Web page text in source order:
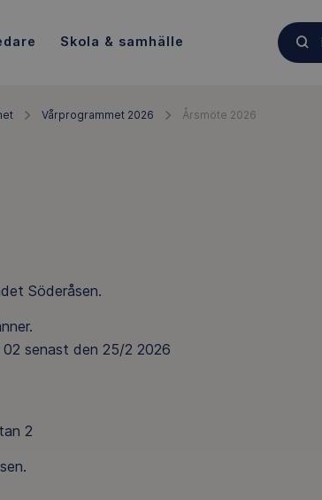
Skola & samhälle
Vårprogrammet 2026 Årsmöte 2026
Söderåsen.
senast den 25/2 2026
2